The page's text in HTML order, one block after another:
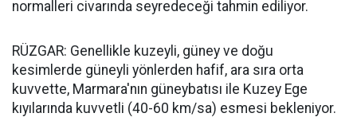
normalleri civarında seyredeceği tahmin ediliyor.
RÜZGAR: Genellikle kuzeyli, güney ve doğu
kesimlerde güneyli yönlerden hafif, ara sıra orta
kuvvette, Marmara'nın güneybatısı ile Kuzey Ege
kıyılarında kuvvetli (40-60 km/sa) esmesi bekleniyor.